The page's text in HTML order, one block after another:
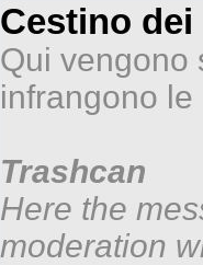
Cestino
Qui vengono
infrangono
Trashcan
Here the
moderation